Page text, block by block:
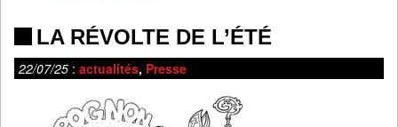
LA RÉVOLTE DE L’ÉTÉ
22/07/25 : actualités, Presse